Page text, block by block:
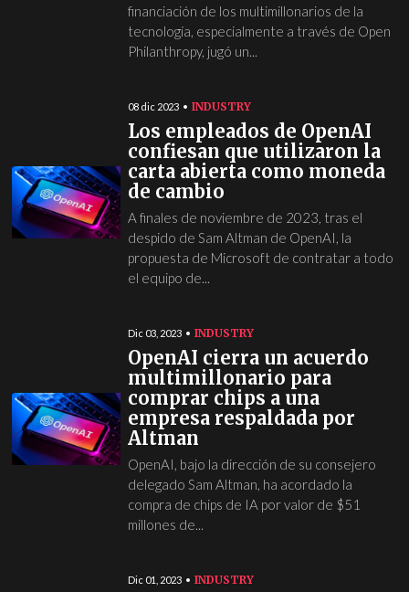
financiación de los multimillonarios de la
tecnología, especialmente a través de Open
Philanthropy, jugó un...
08 dic 2023 INDUSTRY
Los empleados de OpenAI
confiesan que utilizaron la
carta abierta como moneda
de cambio
A finales de noviembre de 2023, tras el
despido de Sam Altman de OpenAI, la
propuesta de Microsoft de contratar a todo
el equipo de...
Dic 03, 2023 INDUSTRY
OpenAI cierra un acuerdo
multimillonario para
comprar chips a una
empresa respaldada por
Altman
OpenAI, bajo la dirección de su consejero
delegado Sam Altman, ha acordado la
compra de chips de IA por valor de $51
millones de...
Dic 01, 2023 INDUSTRY